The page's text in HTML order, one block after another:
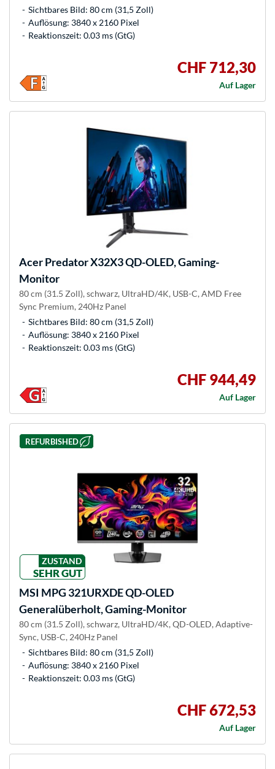
Sichtbares Bild: 80 cm (31,5 Zoll)
Auflösung: 3840 x 2160 Pixel
Reaktionszeit: 0.03 ms (GtG)
CHF 712,30
Auf Lager
AcerPredator X32X3 QD-OLED, Gaming-
Monitor
80 cm (31.5 Zoll), schwarz, UltraHD/4K, USB-C, AMD Free
Sync Premium, 240Hz Panel
Sichtbares Bild: 80 cm (31,5 Zoll)
Auflösung: 3840 x 2160 Pixel
Reaktionszeit: 0.03 ms (GtG)
CHF 944,49
Auf Lager
REFURBISHED
ZUSTAND
SEHR GUT
MSI MPG 321URXDE QD-OLED
Generalüberholt, Gaming-Monitor
80 cm (31.5 Zoll), schwarz, UltraHD/4K, QD-OLED, Adaptive-
Sync, USB-C, 240Hz Panel
Sichtbares Bild: 80 cm (31,5 Zoll)
Auflösung: 3840 x 2160 Pixel
Reaktionszeit: 0.03 ms (GtG)
CHF 672,53
Auf Lager